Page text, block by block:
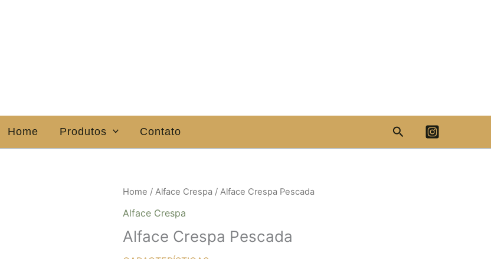
Home Produtos Contato Search
Home / Alface Crespa / Alface Crespa Pescada
Alface Crespa
Alface Crespa Pescada